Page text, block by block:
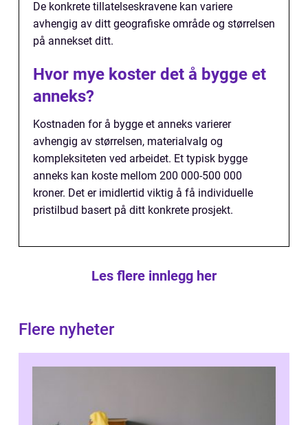
De konkrete tillatelseskravene kan variere
avhengig av ditt geografiske område og størrelsen
på annekset ditt.
Hvor mye koster det å bygge et
anneks?
Kostnaden for å bygge et anneks varierer
avhengig av størrelsen, materialvalg og
kompleksiteten ved arbeidet. Et typisk bygge
anneks kan koste mellom 200 000-500 000
kroner. Det er imidlertid viktig å få individuelle
pristilbud basert på ditt konkrete prosjekt.
Les flere innlegg her
Flere nyheter